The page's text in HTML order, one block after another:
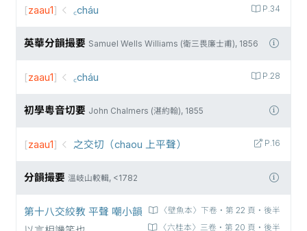
P.34
[zaau1] ꜀cháu
英華分韻撮要 Samuel Wells Williams (衛三畏廉士甫), 1856
P.28
[zaau1] ꜀cháu
初學粵音切要 John Chalmers (湛約翰), 1855
P.16
[zaau1] 之交切（chaou 上平聲）
分韻撮要 溫岐山較輯, <1782
〈壁魚本〉下卷‧第 22 頁‧後半
〈六桂本〉三卷‧第 20 頁‧後半
第十八交絞教 平聲 嘲小韻